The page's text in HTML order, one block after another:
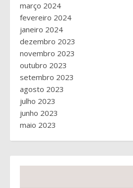
março 2024
fevereiro 2024
janeiro 2024
dezembro 2023
novembro 2023
outubro 2023
setembro 2023
agosto 2023
julho 2023
junho 2023
maio 2023